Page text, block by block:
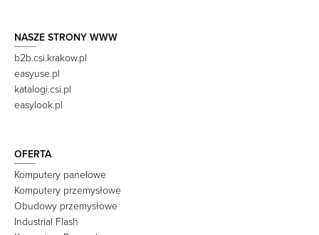
NASZE STRONY WWW
b2b.csi.krakow.pl
easyuse.pl
katalogi.csi.pl
easylook.pl
OFERTA
Komputery panelowe
Komputery przemysłowe
Obudowy przemysłowe
Industrial Flash